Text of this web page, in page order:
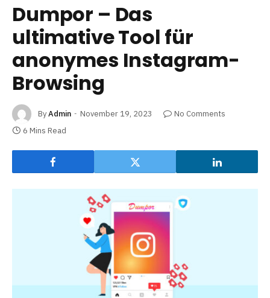
Dumpor – Das
ultimative Tool für
anonymes Instagram-
Browsing
ByAdmin November 19, 2023
No Comments
6 Mins Read